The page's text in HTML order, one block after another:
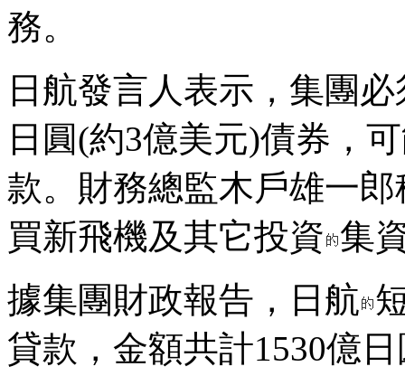
務。
日航發言人表示，集團
日圓(約3億美元)債券，
款。財務總監木戶雄一
買新飛機及其它投資 集
據集團財政報告，日航
貸款，金額共計1530億